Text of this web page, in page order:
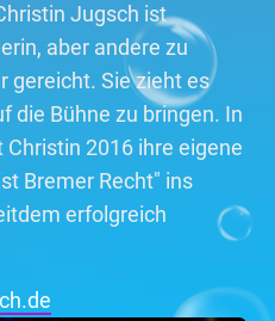
Jugsch ist
aber andere zu
gereicht. Sie zieht es
die Bühne zu bringen. In
2016 ihre eigene
Bremer Recht" ins
erfolgreich